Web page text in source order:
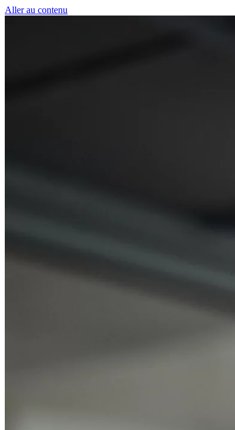
Aller au contenu
Panneau de gestion des cookies